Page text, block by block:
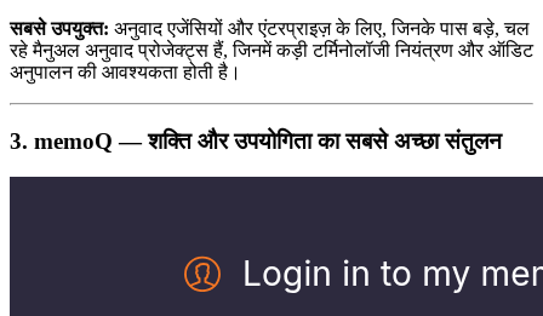
सबसे उपयुक्त: अनुवाद एजेंसियों और एंटरप्राइज़ के लिए, जिनके पास बड़े, चल
रहे मैनुअल अनुवाद प्रोजेक्ट्स हैं, जिनमें कड़ी टर्मिनोलॉजी नियंत्रण और ऑडिट
अनुपालन की आवश्यकता होती है।
3. memoQ — शक्ति और उपयोगिता का सबसे अच्छा संतुलन